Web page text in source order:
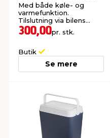
Med både køle- og
varmefunktion.
Tilslutning via bilens
cigaretstik.
300,00pr. stk.
Butik
Se mere